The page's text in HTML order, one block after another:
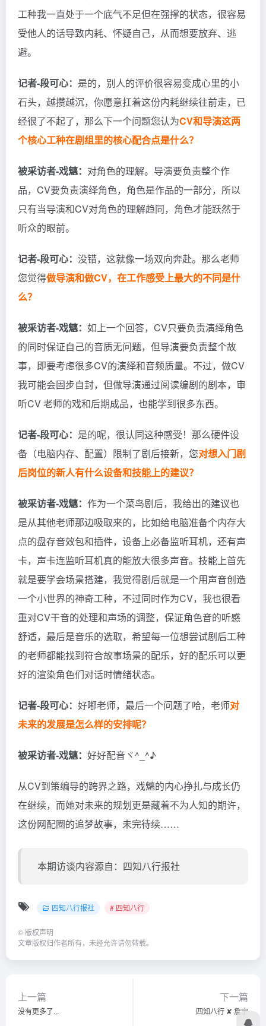
工种我一直处于一个底气不足但在强撑的状态，很容易
受他人的话导致内耗、怀疑自己，从而想要放弃、逃
避。
记者-段可心： 是的，别人的评价很容易变成心里的小
石头，越攒越沉，你愿意扛着这份内耗继续往前走，已
经很了不起了，那么下一个问题您认为CV和导演这两
个核心工种在剧组里的核心配合点是什么？
被采访者-戏魑： 对角色的理解。导演要负责整个作
品，CV要负责演绎角色，角色是作品的一部分，所以
只有当导演和CV对角色的理解趋同，角色才能跃然于
听众的眼前。
记者-段可心： 没错，这就像一场双向奔赴。那么老师
您觉得做导演和做CV，在工作感受上最大的不同是什
么？
被采访者-戏魑： 如上一个回答，CV只要负责演绎角色
的同时保证自己的音质无问题，但导演要负责整个故
事，即要考虑很多CV的演绎和音频质量。不过，做CV
我可能会固步自封，但做导演通过阅读编剧的剧本，审
听CV 老师的戏和后期成品，也能学到很多东西。
记者-段可心： 是的呢，很认同这种感受！那么硬件设
备（电脑内存、配置）限制了剧后接新，您对想入门剧
后岗位的新人有什么设备和技能上的建议？
被采访者-戏魑： 作为一个菜鸟剧后，我给出的建议也
是从其他老师那边吸取来的，比如给电脑准备个内存大
点的盘存音效包和插件，设备上必备监听耳机，还有声
卡，声卡连监听耳机真的能放大很多声音。技能上首先
就是要学会场景搭建，我觉得剧后就是一个用声音创造
一个小世界的神奇工种，不过同时作为CV，我也很看
重对CV干音的处理和声场的调整，保证角色音的听感
舒适，最后是音乐的选取，希望每一位想尝试剧后工种
的老师都能找到符合故事场景的配乐，好的配乐可以更
好的渲染角色们对话时情绪状态。
记者-段可心： 好嘟老师，最后一个问题了哈，老师对
未来的发展是怎么样的安排呢？
被采访者-戏魑： 好好配音ヾ^_^♪
从CV到策编导的跨界之路，戏魑的内心挣扎与成长仍
在继续，而她对未来的规划更是藏着不为人知的期许，
这份网配圈的追梦故事，未完待续……
本期访谈内容源自：四知八行报社
四知八行报社 # 四知八行
© 版权声明
文章版权归作者所有，未经允许请勿转载。
上一篇
没有更多了...
下一篇
四知八行 ✘ 詹宁